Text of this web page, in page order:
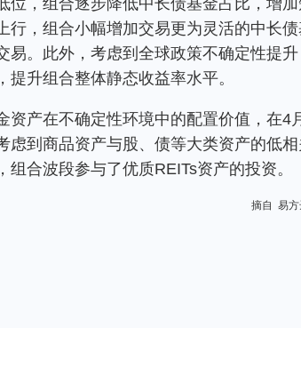
位，组合逐步降低中长债基金占比，增
行，组合小幅增加交易更为灵活的中长
易。此外，考虑到全球政策不确定性提
升组合整体静态收益率水平。
资产在不确定性环境中的配置价值，在
虑到商品资产与股、债等大类资产的低
合波段参与了优质REITs资产的投资。
摘自 易方